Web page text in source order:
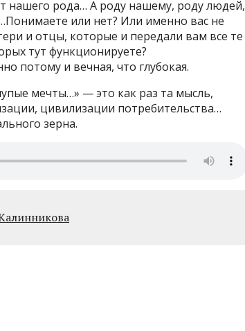
нашего рода… А роду нашему, роду людей,
или нет? Или именно вас не
и отцы, которые и передали вам все те
тут функционируете?
потому и вечная, что глубокая.
мечты…» — это как раз та мысль,
цивилизации потребительства…
зерна.